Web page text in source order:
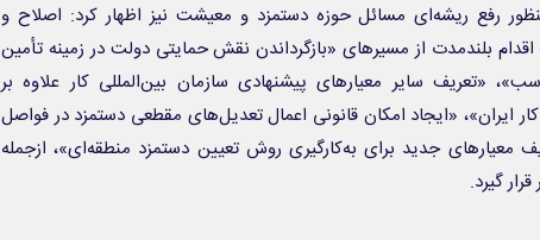
رفع ریشه‌ای مسائل حوزه دستمزد و معیشت نیز اظهار کرد: اصلاح و
اقدام بلندمدت از مسیرهای «بازگرداندن نقش حمایتی دولت در زمینه تأمین
«تعریف سایر معیارهای پیشنهادی سازمان بین‌المللی کار علاوه بر
ایران»، «ایجاد امکان قانونی اعمال تعدیل‌های مقطعی دستمزد در فواصل
معیارهای جدید برای به‌کارگیری روش تعیین دستمزد منطقه‌ای»، ازجمله
گیرد.